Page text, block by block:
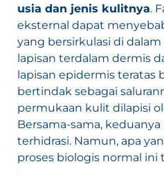
English
usia dan jenis kulitnya.
eksternal dapat
yang bersirkulasi di
lapisan terdalam dermis
lapisan epidermis teratas
bertindak sebagai
permukaan kulit dilapisi
Bersama-sama,
terhidrasi. Namun, apa
proses biologis normal ini